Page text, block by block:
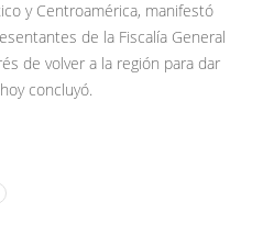
y Centroamérica, manifestó
de la Fiscalía General
de volver a la región para dar
concluyó.